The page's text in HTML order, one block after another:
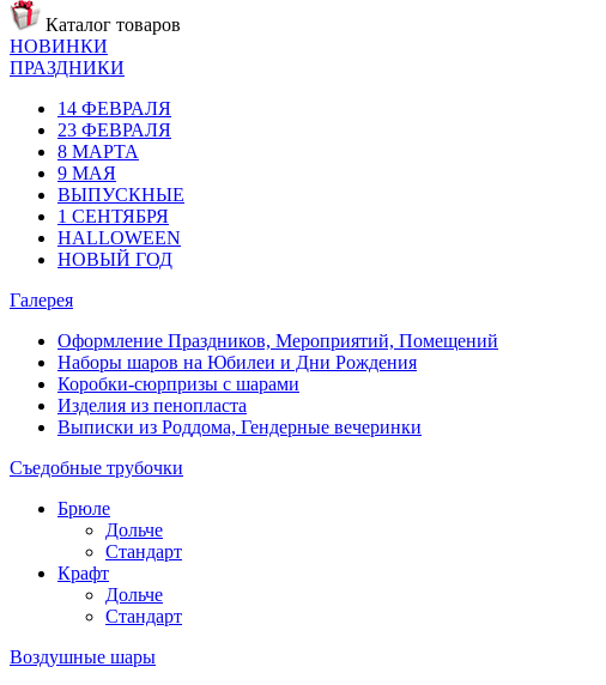
Каталог товаров
НОВИНКИ
ПРАЗДНИКИ
14 ФЕВРАЛЯ
23 ФЕВРАЛЯ
8 МАРТА
9 МАЯ
ВЫПУСКНЫЕ
1 СЕНТЯБРЯ
HALLOWEEN
НОВЫЙ ГОД
Галерея
Оформление Праздников, Мероприятий, Помещений
Наборы шаров на Юбилеи и Дни Рождения
Коробки-сюрпризы с шарами
Изделия из пенопласта
Выписки из Роддома, Гендерные вечеринки
Съедобные трубочки
Брюле
Дольче
Стандарт
Крафт
Дольче
Стандарт
Воздушные шары